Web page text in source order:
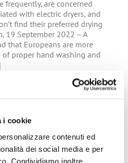
i cookie
contenuti ed
dei social media e per
Condividiamo inoltre
frequently, are concerned
with electric dryers, and
find their preferred drying
19 September 2022 – A
that Europeans are more
proper hand washing and